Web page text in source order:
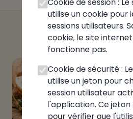
utilise un cookie pour
sessions utilisateurs.
cookie, le site
fonctionne pas.
Cookie de sécurité :
utilise un jeton pour
session utilisateur
l'application. Ce jeton
pour vérifier que